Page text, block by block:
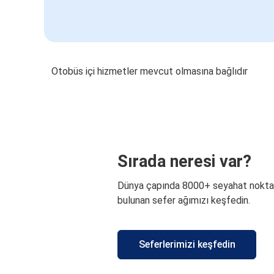
Otobüs içi hizmetler mevcut olmasına bağlıdır
Sırada neresi var?
Dünya çapında 8000+ seyahat
bulunan sefer ağımızı keşfedin.
Seferlerimizi keşfedin